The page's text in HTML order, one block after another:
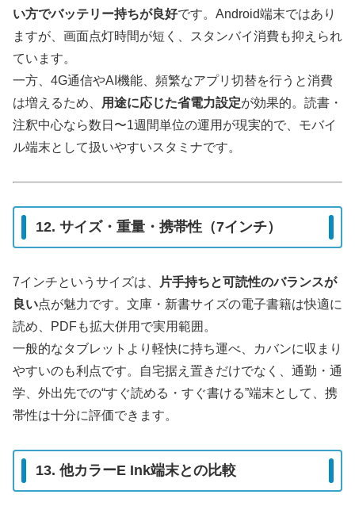
い方でバッテリー持ちが良好です。Android端末ではあり
ますが、画面点灯時間が短く、スタンバイ消費も抑えられ
ています。
一方、4G通信やAI機能、頻繁なアプリ切替を行うと消費
は増えるため、
用途に応じた省電力設定が効果的。読書・
注釈中心なら数日〜1週間単位の運用が現実的で、モバイ
ル端末として扱いやすいスタミナです。
12. サイズ・重量・携帯性（7インチ）
7インチというサイズは、
片手持ちと可読性のバランスが
良い点が魅力です。文庫・新書サイズの電子書籍は快適に
読め、PDFも拡大併用で実用範囲。
一般的なタブレットより軽快に持ち運べ、カバンに収まり
やすいのも利点です。自宅据え置きだけでなく、通勤・通
学、外出先での“すぐ読める・すぐ書ける”端末として、携
帯性は十分に評価できます。
13. 他カラーE Ink端末との比較